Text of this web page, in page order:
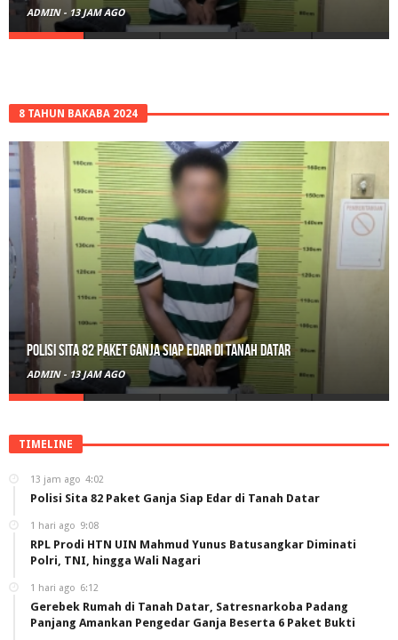
ADMIN - 1 HARI AGO
8 TAHUN BAKABA 2024
RPL Prodi HTN UIN Mahmud Yunus Batusangkar Diminati Polri, TNI,
hingga Wali Nagari
ADMIN - 1 HARI AGO
TIMELINE
13 jam ago 4:02
Polisi Sita 82 Paket Ganja Siap Edar di Tanah Datar
1 hari ago 9:08
RPL Prodi HTN UIN Mahmud Yunus Batusangkar Diminati
Polri, TNI, hingga Wali Nagari
1 hari ago 6:12
Gerebek Rumah di Tanah Datar, Satresnarkoba Padang
Panjang Amankan Pengedar Ganja Beserta 6 Paket Bukti